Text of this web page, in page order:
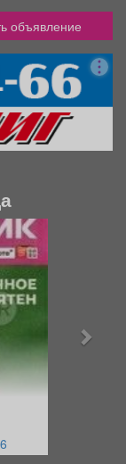
объявление